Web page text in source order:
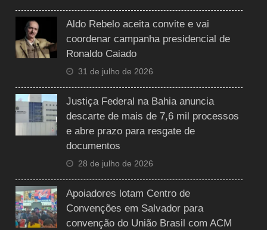
Aldo Rebelo aceita convite e vai
coordenar campanha presidencial de
Ronaldo Caiado
31 de julho de 2026
Justiça Federal na Bahia anuncia
descarte de mais de 7,6 mil processos
e abre prazo para resgate de
documentos
28 de julho de 2026
Apoiadores lotam Centro de
Convenções em Salvador para
convenção do União Brasil com ACM